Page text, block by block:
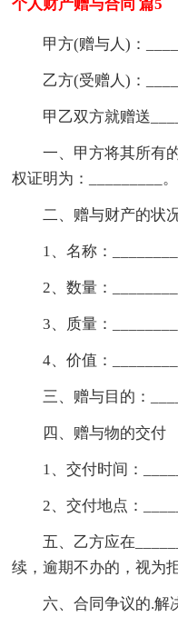
个人财产赠与合同 篇5
甲方(赠与人)：
乙方(受赠人)：
甲乙双方就赠送
一、甲方将其所有的
权证明为：_________。
二、赠与财产的状
1、名称：_________
2、数量：_________
3、质量：_________
4、价值：_________
三、赠与目的：
四、赠与物的交付
1、交付时间：
2、交付地点：
五、乙方应在
续，逾期不办的，视为
六、合同争议的.解